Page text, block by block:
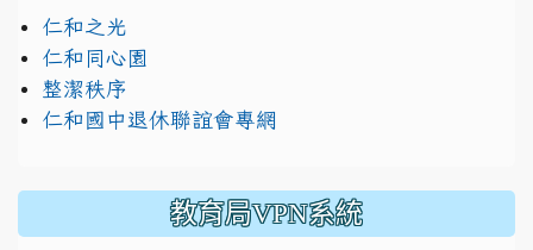
仁和之光
仁和同心園
整潔秩序
仁和國中退休聯誼會專網
教育局VPN系統